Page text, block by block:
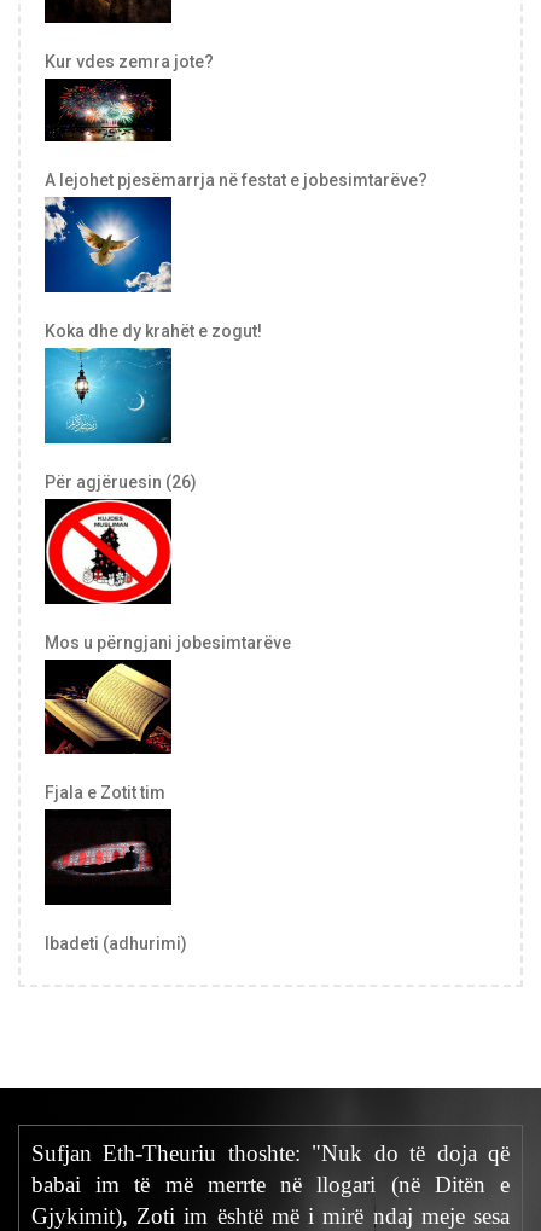
Kur vdes zemra jote?
A lejohet pjesëmarrja në festat e jobesimtarëve?
Koka dhe dy krahët e zogut!
Për agjëruesin (26)
Mos u përngjani jobesimtarëve
Fjala e Zotit tim
Ibadeti (adhurimi)
Sufjan Eth-Theuriu thoshte: "Nuk do të doja që
babai im të më merrte në llogari (në Ditën e
Gjykimit), Zoti im është më i mirë ndaj meje sesa